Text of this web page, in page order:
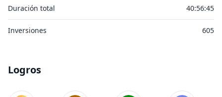
Duración total 40:56:45
Inversiones 605
Logros